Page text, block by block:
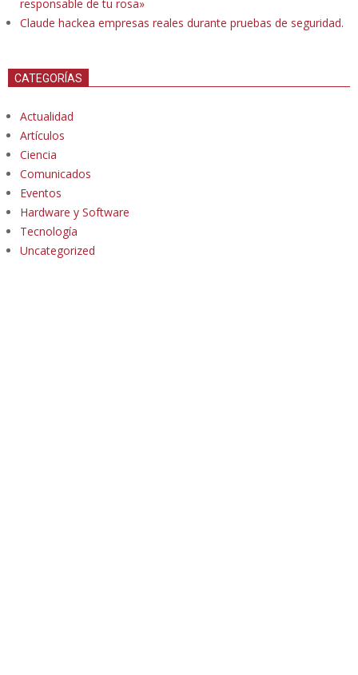
responsable de tu rosa»
Claude hackea empresas reales durante pruebas de seguridad.
CATEGORÍAS
Actualidad
Artículos
Ciencia
Comunicados
Eventos
Hardware y Software
Tecnología
Uncategorized